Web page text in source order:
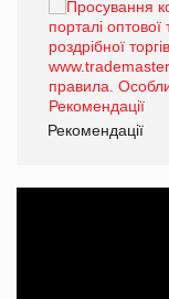
Рекомендації